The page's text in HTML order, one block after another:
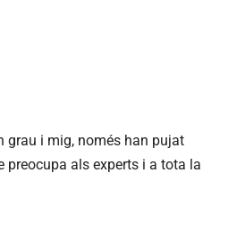
grau i mig, només han pujat
preocupa als experts i a tota la